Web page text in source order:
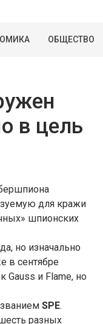
ОБЩЕСТВО
в цель
для кражи
шпионских
но изначально
в сентябре
Gauss и Flame, но
SPE.
разных